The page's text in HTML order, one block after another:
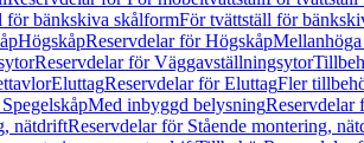
för bänkskiva skålformFör tvättställ för
HögskåpReservdelar för Högskåp
Reservdelar för Väggavställningsytor
EluttagReservdelar för EluttagFler
Med inbyggd belysningReservdelar
nätdriftReservdelar för Stående montering,